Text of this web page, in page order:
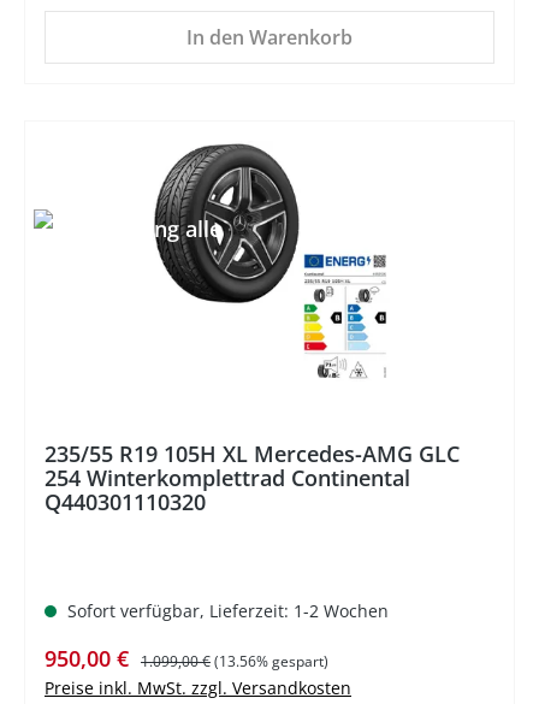
In den Warenkorb
235/55 R19 105H XL Mercedes-AMG GLC
254 Winterkomplettrad Continental
Q440301110320
Sofort verfügbar, Lieferzeit: 1-2 Wochen
Verkaufspreis:
950,00 € Regulärer Preis:
1.099,00 €(13.56% gespart)
Preise inkl. MwSt. zzgl. Versandkosten